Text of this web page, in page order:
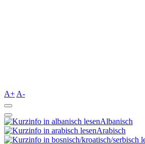
A+ A-
Albanisch
Arabisch